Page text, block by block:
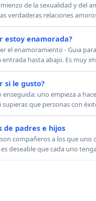
de la sexualidad y del
verdaderas relaciones
estoy enamorada?
el enamoramiento - Guia
entrada hasta abajo. Es muy
si le gusto?
uno empieza a
supieras que personas con
de padres e hijos
compañeros a los que uno
deseable que cada uno